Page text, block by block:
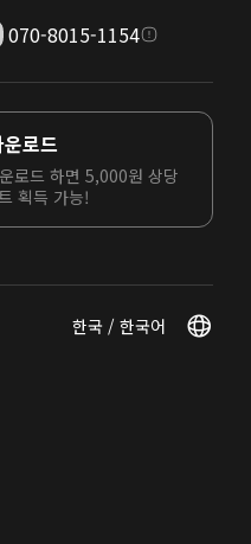
070-8015-1154
로드
로드 하면 5,000원 상당
획득 가능!
한국 / 한국어